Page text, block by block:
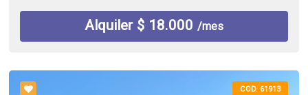
Alquiler $ 18.000 /mes
COD. 61913